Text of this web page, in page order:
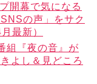
開幕で気になる
の声」をサク
最新）
組『夜の音』が
よし＆見どころ